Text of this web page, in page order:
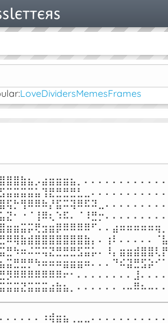
LoveDividersMemesFrames